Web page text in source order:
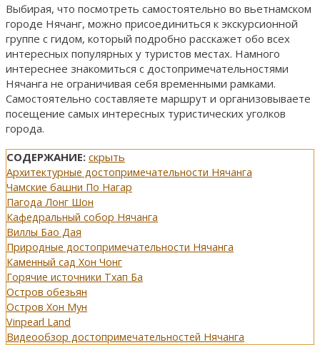
Выбирая, что посмотреть самостоятельно во вьетнамском
городе Нячанг, можно присоединиться к экскурсионной
группе с гидом, который подробно расскажет обо всех
интересных популярных у туристов местах. Намного
интереснее знакомиться с достопримечательностями
Нячанга не ограничивая себя временными рамками.
Самостоятельно составляете маршрут и организовываете
посещение самых интересных туристических уголков
города.
СОДЕРЖАНИЕ: скрыть
Архитектурные достопримечательности Нячанга
Чамские башни По Нагар
Пагода Лонг Шон
Кафедральный собор Нячанга
Виллы Бао Дая
Природные достопримечательности Нячанга
Каменный сад Хон Чонг
Горячие источники Тхап Ба
Остров обезьян
Остров Хон Мун
Vinpearl Land
Видеообзор достопримечательностей Нячанга